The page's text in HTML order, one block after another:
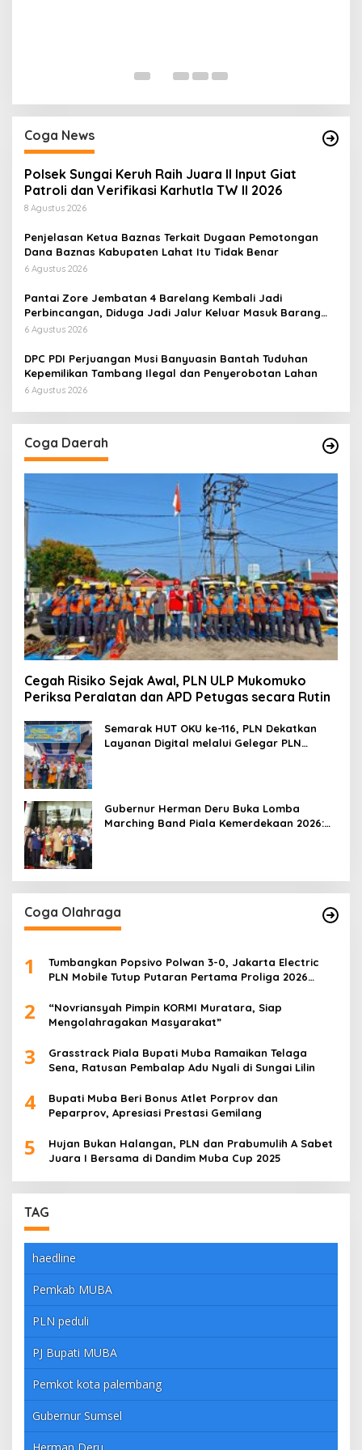
Coga News
Polsek Sungai Keruh Raih Juara II Input Giat
Patroli dan Verifikasi Karhutla TW II 2026
8 Agustus 2026
Penjelasan Ketua Baznas Terkait Dugaan Pemotongan
Dana Baznas Kabupaten Lahat Itu Tidak Benar
6 Agustus 2026
Pantai Zore Jembatan 4 Barelang Kembali Jadi
Perbincangan, Diduga Jadi Jalur Keluar Masuk Barang
Tanpa Dokumen Kepabeanan, Nama Berinisial WL
di Kawasan Pesisir
6 Agustus 2026
DPC PDI Perjuangan Musi Banyuasin Bantah Tuduhan
Kepemilikan Tambang Ilegal dan Penyerobotan Lahan
6 Agustus 2026
Coga Daerah
Cegah Risiko Sejak Awal, PLN ULP Mukomuko
Periksa Peralatan dan APD Petugas secara Rutin
Semarak HUT OKU ke-116, PLN Dekatkan
Layanan Digital melalui Gelegar PLN
Gubernur Herman Deru Buka Lomba
Marching Band Piala Kemerdekaan 2026:
Coga Olahraga
1
Tumbangkan Popsivo Polwan 3-0, Jakarta Electric
PLN Mobile Tutup Putaran Pertama Proliga 2026
2
“Novriansyah Pimpin KORMI Muratara, Siap
Mengolahragakan Masyarakat”
3
Grasstrack Piala Bupati Muba Ramaikan Telaga
Sena, Ratusan Pembalap Adu Nyali di Sungai Lilin
4
Bupati Muba Beri Bonus Atlet Porprov dan
Peparprov, Apresiasi Prestasi Gemilang
5
Hujan Bukan Halangan, PLN dan Prabumulih A Sabet
Juara I Bersama di Dandim Muba Cup 2025
TAG
haedline
Pemkab MUBA
PLN peduli
PJ Bupati MUBA
Pemkot kota palembang
Gubernur Sumsel
Herman Deru